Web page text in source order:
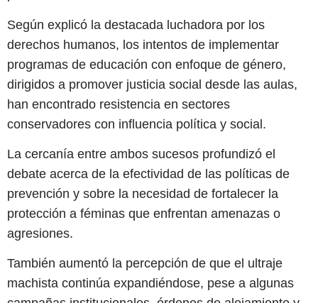
Según explicó la destacada luchadora por los
derechos humanos, los intentos de implementar
programas de educación con enfoque de género,
dirigidos a promover justicia social desde las aulas,
han encontrado resistencia en sectores
conservadores con influencia política y social.
La cercanía entre ambos sucesos profundizó el
debate acerca de la efectividad de las políticas de
prevención y sobre la necesidad de fortalecer la
protección a féminas que enfrentan amenazas o
agresiones.
También aumentó la percepción de que el ultraje
machista continúa expandiéndose, pese a algunas